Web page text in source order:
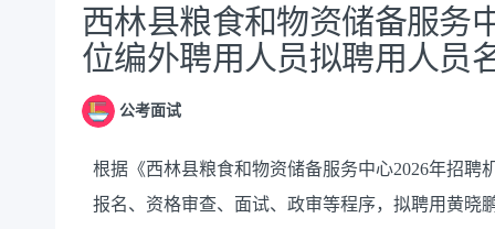
公告正文
西林县粮食和物资储备服务
位编外聘用人员拟聘用人员
公考面试
根据《西林县粮食和物资储备服务中心2026年招聘
报名、资格审查、面试、政审等程序，拟聘用黄晓